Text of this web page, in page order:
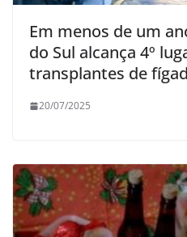
Em menos de um
do Sul alcança 4º
transplantes de
20/07/2025